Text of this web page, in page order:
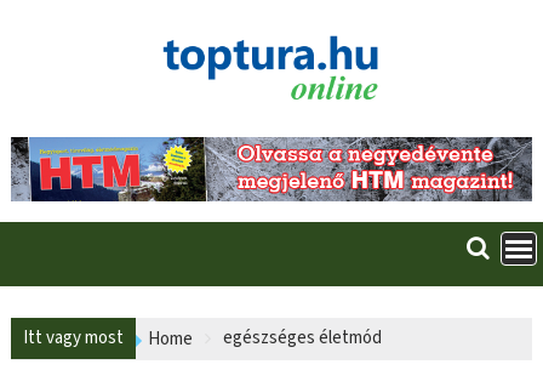
Itt vagy most Home egészséges életmód